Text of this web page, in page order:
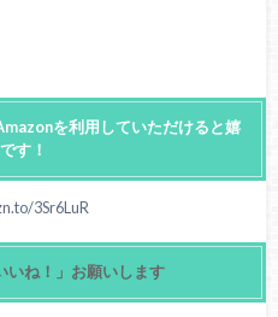
を利用していただけると嬉
す！
3Sr6LuR
いね！」お願いします